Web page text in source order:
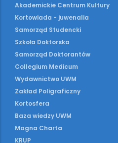
Akademickie Centrum Kultury
Kortowiada - juwenalia
Samorząd Studencki
Szkoła Doktorska
Samorząd Doktorantów
Collegium Medicum
Wydawnictwo UWM
Zakład Poligraficzny
Kortosfera
Baza wiedzy UWM
Magna Charta
KRUP